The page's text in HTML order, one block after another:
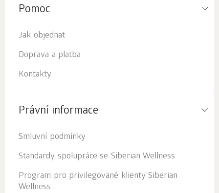
Pomoc
Jak objednat
Doprava a platba
Kontakty
Právní informace
Smluvní podmínky
Standardy spolupráce se Siberian Wellness
Program pro privilegované klienty Siberian
Wellness